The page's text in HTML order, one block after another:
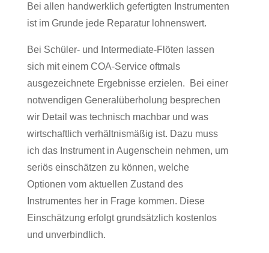
Bei allen handwerklich gefertigten Instrumenten
ist im Grunde jede Reparatur lohnenswert.
Bei Schüler- und Intermediate-Flöten lassen
sich mit einem COA-Service oftmals
ausgezeichnete Ergebnisse erzielen.
Bei einer
notwendigen Generalüberholung besprechen
wir Detail was technisch machbar und was
wirtschaftlich verhältnismäßig ist. Dazu muss
ich das Instrument in Augenschein nehmen, um
seriös einschätzen zu können, welche
Optionen vom aktuellen Zustand des
Instrumentes her in Frage kommen. Diese
Einschätzung erfolgt grundsätzlich kostenlos
und unverbindlich.